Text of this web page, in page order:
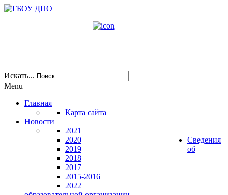
Искать...
Menu
Главная
Карта сайта
Новости
2021
2020
2019
2018
2017
2015-2016
2022
Сведения
об